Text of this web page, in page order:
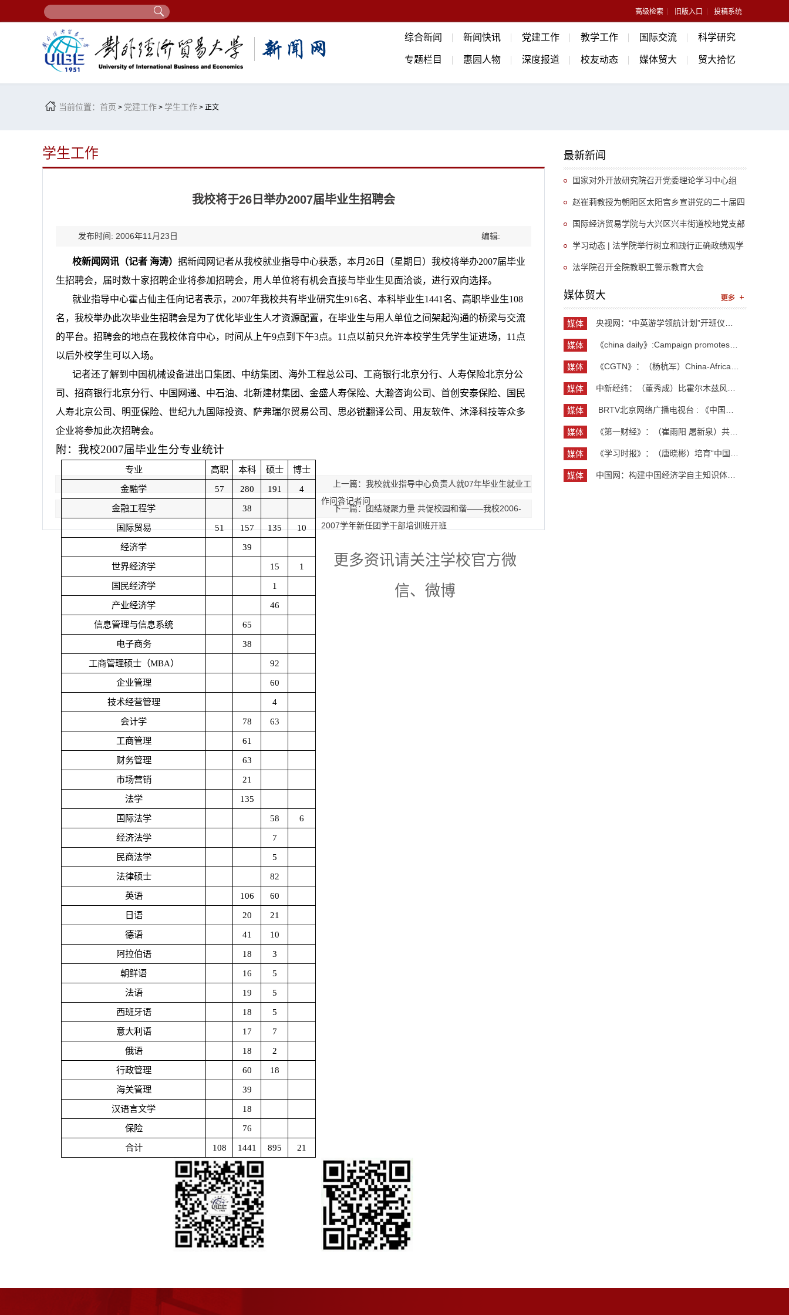
高级检索 旧版入口 投稿系统
综合新闻 新闻快讯 党建工作 教学工作 国际交流 科学研究
专题栏目 惠园人物 深度报道 校友动态 媒体贸大 贸大拾忆
当前位置： 首页 > 党建工作 > 学生工作 > 正文
学生工作
我校将于26日举办2007届毕业生招聘会
发布时间: 2006年11月23日 编辑:
校新闻网讯（记者 海涛） 据新闻网记者从我校就业指导中心获悉，本月 26 日（星期日）我校将举办2007届毕业
生招聘会，届时数十家招聘企业将参加招聘会，用人单位将有机会直接与毕业生见面洽谈，进行双向选择。
就业指导中心霍占仙主任向记者表示， 2007年我校共有毕业研究生916名、本科毕业生1441 名、高职毕业生108
名，我校举办此次毕业生招聘会是为了优化毕业生人才资源配置，在毕业生与用人单位之间架起沟通的桥梁与交流
的平台。招聘会的地点在我校体育中心，时间从上午9点到下午3点。 11 点以前只允许本校学生凭学生证进场， 11 点
以后外校学生可以入场。
记者还了解到中国机械设备进出口集团、中纺集团、海外工程总公司、工商银行北京分行、人寿保险北京分公
司、招商银行北京分行、中国网通、中石油、北新建材集团、金盛人寿保险、大瀚咨询公司、首创安泰保险、国民
人寿北京公司、明亚保险、世纪九九国际投资、萨弗瑞尔贸易公司、思必锐翻译公司、用友软件、沐泽科技等众多
企业将参加此次招聘会。
附：我校2007届毕业生分专业统计
专业 高职 本科 硕士
博士
金融学
57 280 191
4
金融工程学
38
国际贸易
51 157 135
10
经济学
39
世界经济学
15
1
国民经济学
1
产业经济学
46
信息管理与信息系统
65
电子商务
38
工商管理硕士（MBA）
92
企业管理
60
技术经营管理
4
会计学
78
63
工商管理
61
财务管理
63
市场营销
21
法学
135
国际法学
58
6
经济法学
7
民商法学
5
法律硕士
82
英语
106
60
日语
20
21
德语
41
10
阿拉伯语
18
3
朝鲜语
16
5
法语
19
5
西班牙语
18
5
意大利语
17
7
俄语
18
2
行政管理
60
18
海关管理
39
汉语言文学
18
保险
76
合计
108 1441 895 21
上一篇：我校就业指导中心负责人就07年毕业生就业工
作问答记者问
下一篇：团结凝聚力量 共促校园和谐——我校2006-
2007学年新任团学干部培训班开班
更多资讯请关注学校官方微
信、微博
最新新闻
国家对外开放研究院召开党委理论学习中心组
（扩大）会议
赵崔莉教授为朝阳区太阳宫乡宣讲党的二十届四
中全会精神
国际经济贸易学院与大兴区兴丰街道校地党支部
开展共建调研活动
学习动态 | 法学院举行树立和践行正确政绩观学
习教育读书班暨党委理论中心组学习
法学院召开全院教职工警示教育大会
媒体贸大
媒体
媒体
媒体
媒体
媒体
媒体
媒体
媒体